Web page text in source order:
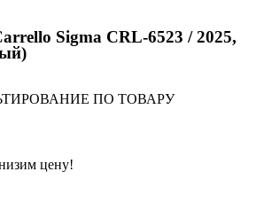
Sigma CRL-6523 / 2025,
ПО ТОВАРУ
цену!